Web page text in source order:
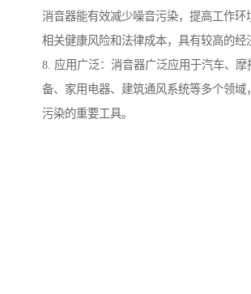
消音器能有效减少噪音污染，提高工作环
相关健康风险和法律成本，具有较高的经
8. 应用广泛：消音器广泛应用于汽车、摩
备、家用电器、建筑通风系统等多个领域
污染的重要工具。